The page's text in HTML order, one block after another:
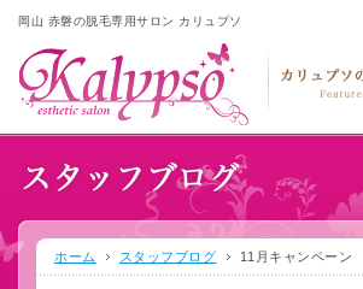
岡山 赤磐の脱毛専用サロン カリュプソ
ホーム スタッフブログ 11月キャンペーン